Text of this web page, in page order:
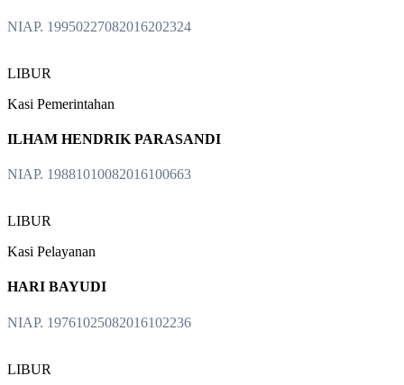
NIAP. 19950227082016202324
LIBUR
Kasi Pemerintahan
ILHAM HENDRIK PARASANDI
NIAP. 19881010082016100663
LIBUR
Kasi Pelayanan
HARI BAYUDI
NIAP. 19761025082016102236
LIBUR